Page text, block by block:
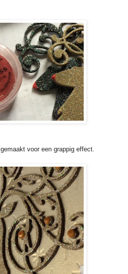
gemaakt voor een grappig effect.